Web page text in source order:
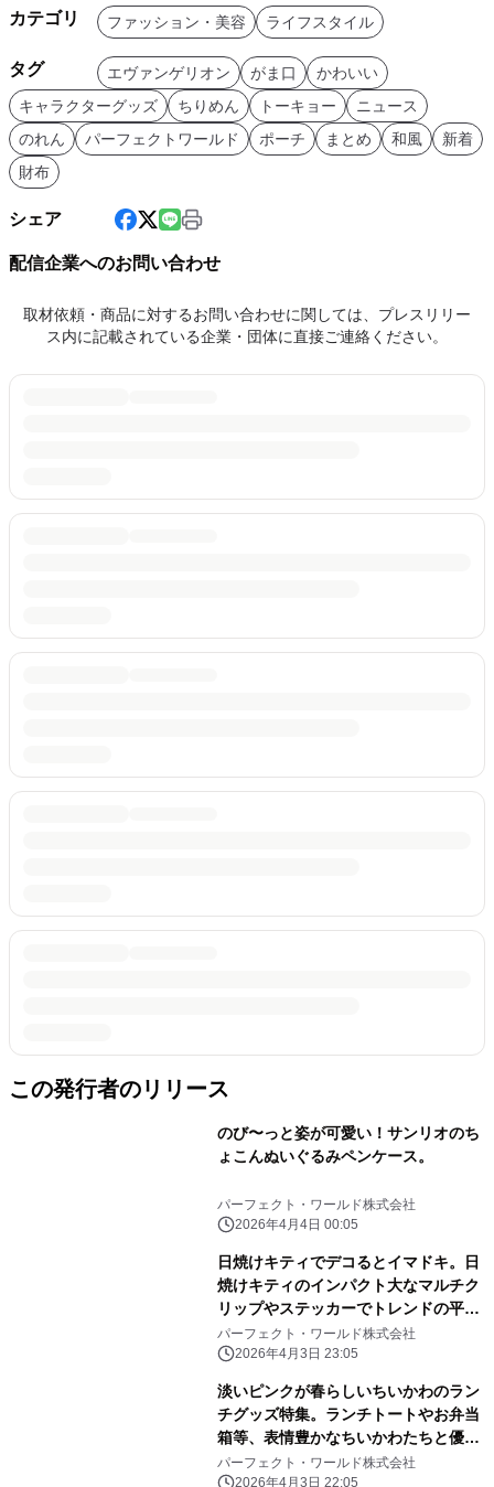
カテゴリ ファッション・美容 ライフスタイル
タグ エヴァンゲリオン がま口
かわいい
キャラクターグッズ
ちりめん トーキョー
ニュース
のれん
パーフェクトワールド ポーチ まとめ 和風
新着
財布
シェア
配信企業へのお問い合わせ
取材依頼・商品に対するお問い合わせに関しては、プレスリリー
ス内に記載されている企業・団体に直接ご連絡ください。
この発行者のリリース
のび〜っと姿が可愛い！サンリオのち
ょこんぬいぐるみペンケース。
パーフェクト・ワールド株式会社
2026年4月4日 00:05
日焼けキティでデコるとイマドキ。日
焼けキティのインパクト大なマルチク
リップやステッカーでトレンドの平成
レトロ感ばっちりです。
パーフェクト・ワールド株式会社
2026年4月3日 23:05
淡いピンクが春らしいちいかわのラン
チグッズ特集。ランチトートやお弁当
箱等、表情豊かなちいかわたちと優し
いピンク色に心和む
パーフェクト・ワールド株式会社
2026年4月3日 22:05